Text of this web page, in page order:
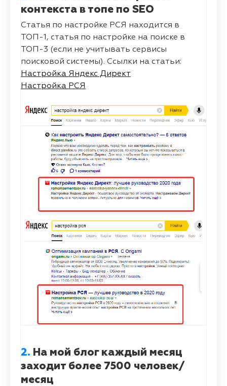
контекста в топе по SEO
Статья по настройке РСЯ находится в
ТОП-1, статья по настройке на поиске в
ТОП-3 (если не учитывать сервисы
поисковой системы). Ссылки на статьи:
Настройка Яндекс Директ
Настройка РСЯ
2. На мой блог каждый месяц
заходит более 7500 человек/
месяц